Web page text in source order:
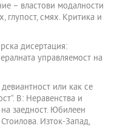
– властови модалности
глупост, смях. Критика и
дисертация:
управляемост на
или как се
В: Неравенства и
заедност. Юбилеен
Изток-Запад,